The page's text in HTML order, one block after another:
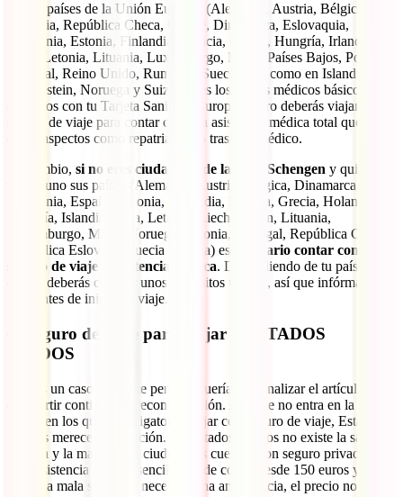
En los países de la Unión Europea (Alemania, Austria, Bélgica,
Bulgaria, República Checa, Chipre, Dinamarca, Eslovaquia,
Eslovenia, Estonia, Finlandia, Francia, Grecia, Hungría, Irlanda,
Italia, Letonia, Lituania, Luxemburgo, Malta, Países Bajos, Polonia,
Portugal, Reino Unido, Rumanía, Suecia), así como en Islandia,
Linchestein, Noruega y Suiza tienes los gastos médicos básicos
cubiertos con tu Tarjeta Sanitaria Europea. Pero deberás viajar con
seguro de viaje para contar con una asistencia médica total que
cubra aspectos como repatriación o traslado médico.
En cambio, si no eres ciudadano de la zona Schengen y quieres
visitar uno sus países (Alemania, Austria, Bélgica, Dinamarca,
Eslovenia, España, Estonia, Finlandia, Francia, Grecia, Holanda,
Hungría, Islandia, Italia, Letonia, Liechtenstein, Lituania,
Luxemburgo, Malta, Noruega, Polonia, Portugal, República Checa,
República Eslovaca, Suecia y Suiza) es
necesario contar con un
seguro de viaje y asistencia médica. Dependiendo de tu país de
origen deberás cumplir unos requisitos u otros, así que infórmate
bien antes de iniciar tu viaje.
6. Seguro de viaje para viajar a ESTADOS
UNIDOS
Este es un caso diferente pero no queríamos finalizar el artículo sin
compartir contigo esta recomendación. Aunque no entra en la lista
países en los que es obligatorio viajar con seguro de viaje, Estados
Unidos merece un mención. En Estados Unidos no existe la sanidad
pública y la mayoría de ciudadanos cuentan con seguro privado.
Una asistencia médica sencilla puede costar desde 150 euros y. si
tienes la mala suerte de necesitar una ambulancia, el precio no va a